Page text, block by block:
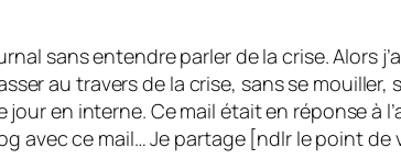
sans entendre parler de la crise. Alors
au travers de la crise, sans se mouiller,
en interne. Ce mail était en réponse à
avec ce mail… Je partage [ndlr le point